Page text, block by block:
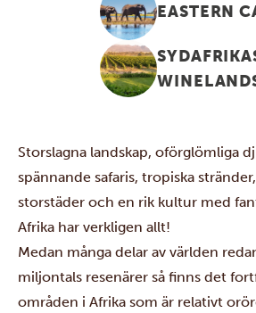
EASTERN
Storslagna landskap, oförglömliga
spännande safaris, tropiska
storstäder och en rik kultur med
Afrika har verkligen allt!
Medan många delar av världen
miljontals resenärer så finns det
områden i Afrika som är relativt